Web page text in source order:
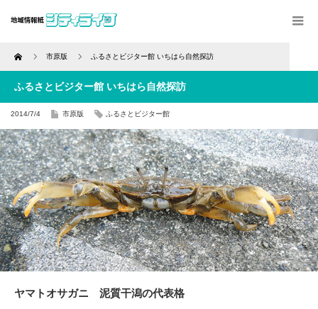
Home 市原版 ふるさとビジター館 いちはら自然探訪
ふるさとビジター館 いちはら自然探訪
2014/7/4 市原版 ふるさとビジター館
ヤマトオサガニ 泥質干潟の代表格